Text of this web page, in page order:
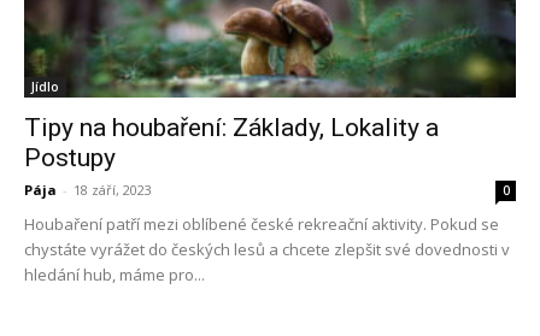
Jídlo
Tipy na houbaření: Základy, Lokality a
Postupy
Pája - 18 září, 2023 0
Houbaření patří mezi oblíbené české rekreační aktivity. Pokud se
chystáte vyrážet do českých lesů a chcete zlepšit své dovednosti v
hledání hub, máme pro...